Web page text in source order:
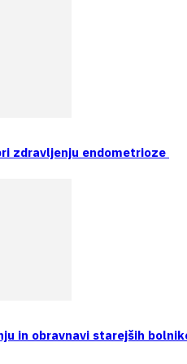
zdravljenju endometrioze
in obravnavi starejših